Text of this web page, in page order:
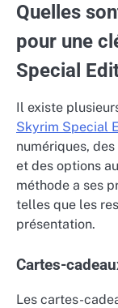
Quelles
pour une
Special
Il existe
Skyrim Special
numériques,
et des options
méthode a ses
telles que les
présentation.
Cartes-
Les cartes-